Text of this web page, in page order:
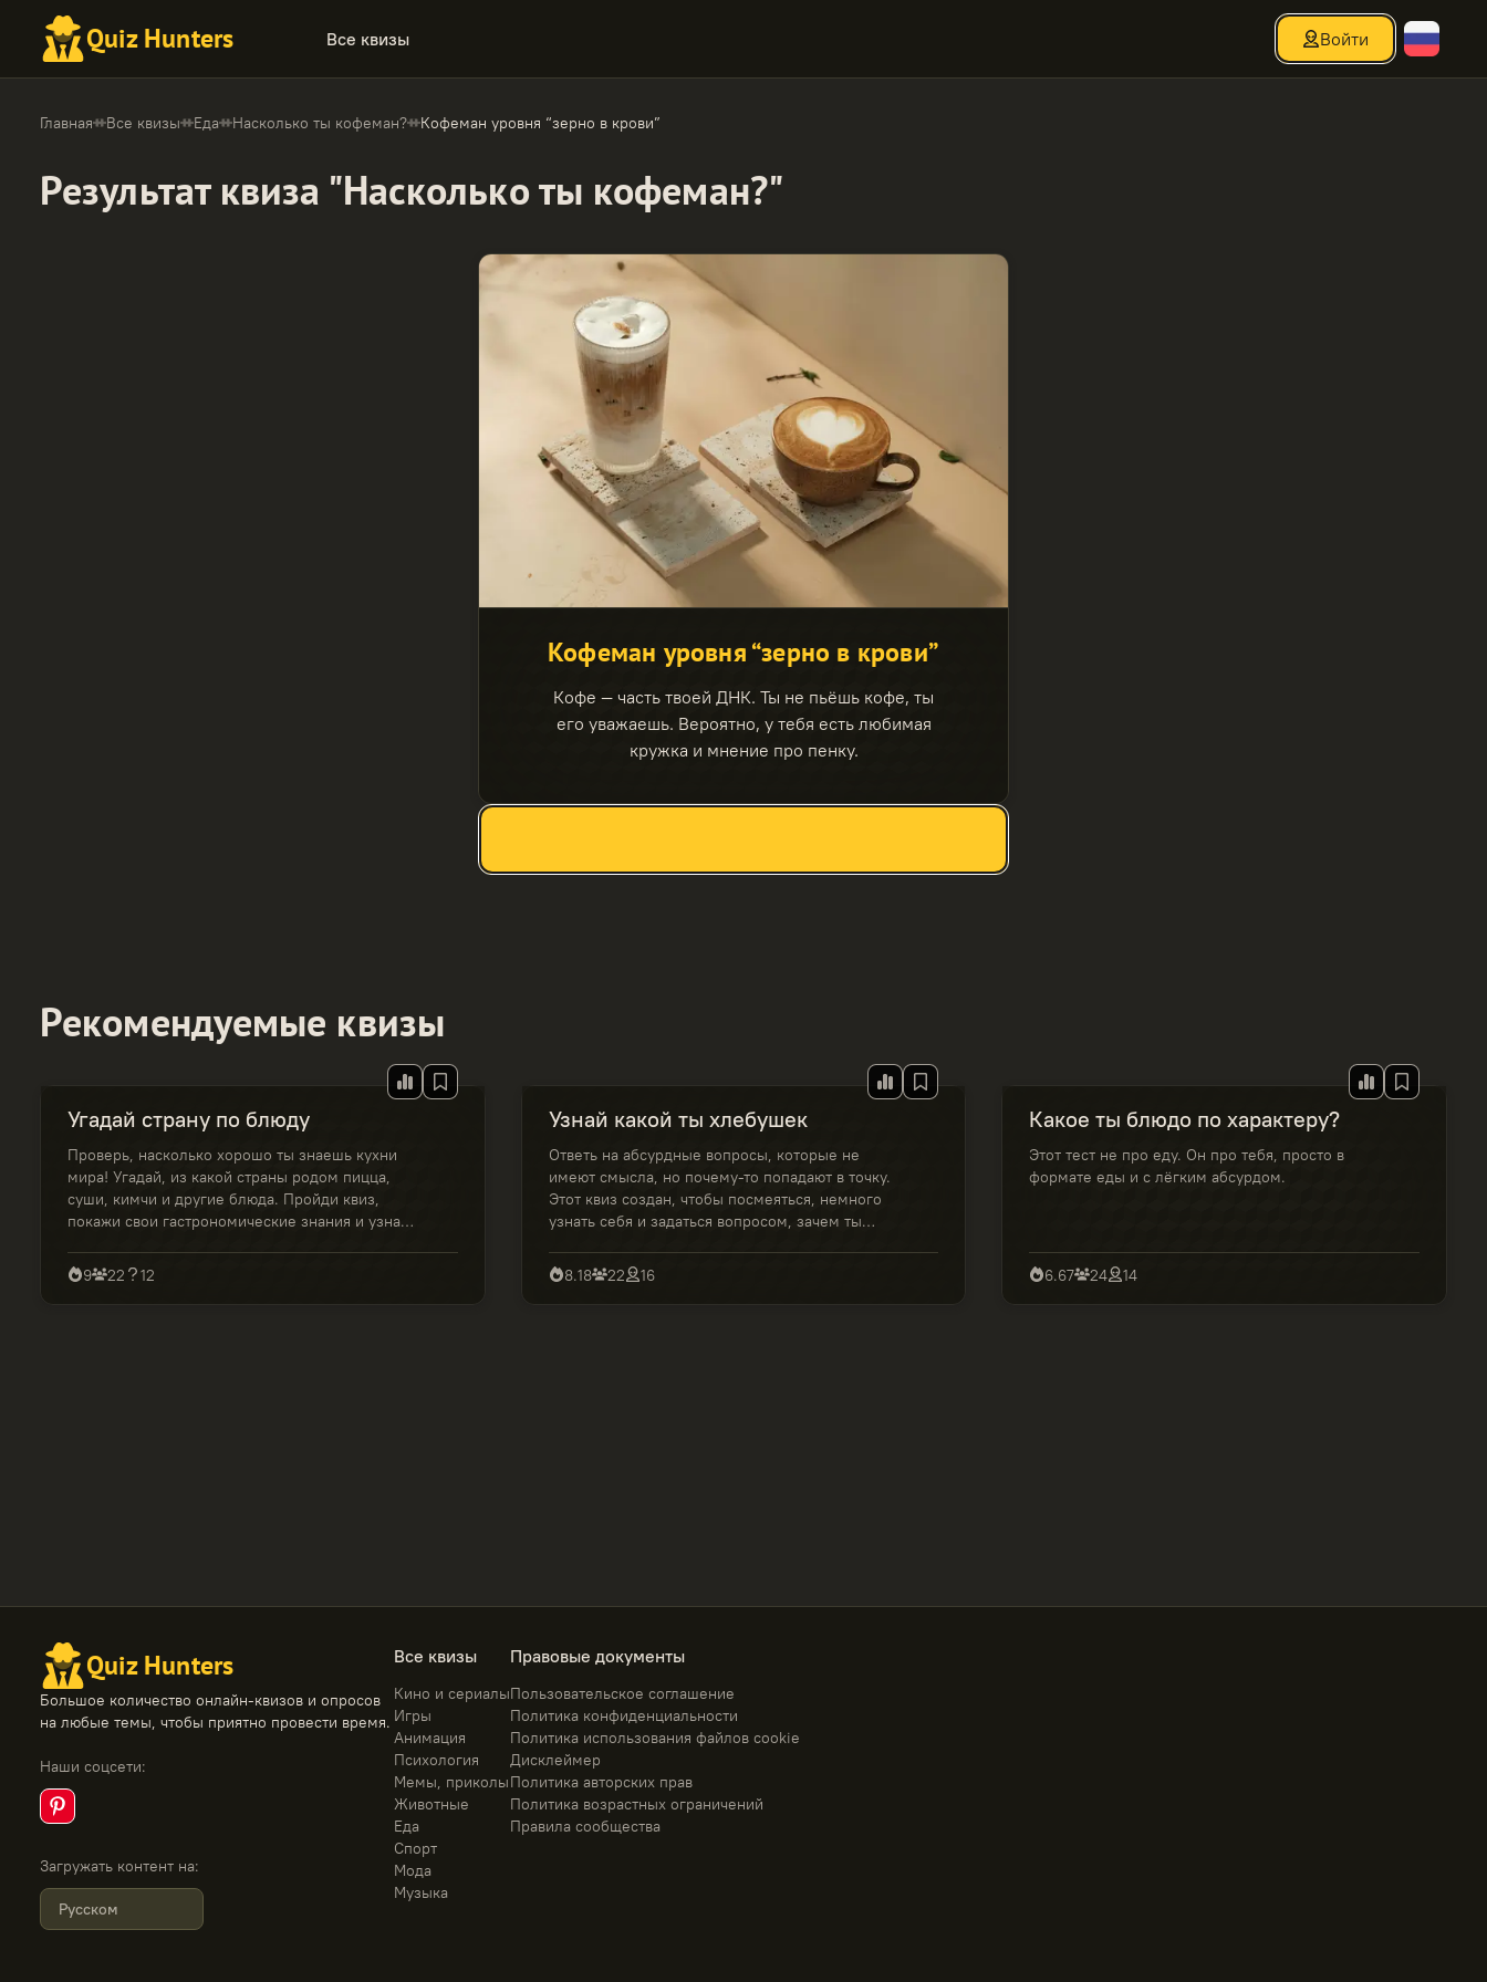
Quiz Hunters Все квизы Войти
Главная Все квизы Еда Насколько ты кофеман? Кофеман уровня “зерно в крови”
Результат квиза "Насколько ты кофеман?"
Кофеман уровня “зерно в крови”
Кофе — часть твоей ДНК. Ты не пьёшь кофе, ты
его уважаешь. Вероятно, у тебя есть любимая
кружка и мнение про пенку.
Рекомендуемые квизы
Угадай страну по блюду
Проверь, насколько хорошо ты знаешь кухни
мира! Угадай, из какой страны родом пицца,
суши, кимчи и другие блюда. Пройди квиз,
покажи свои гастрономические знания и узнай,
9
22 12
Узнай какой ты хлебушек
Ответь на абсурдные вопросы, которые не
имеют смысла, но почему-то попадают в точку.
Этот квиз создан, чтобы посмеяться, немного
узнать себя и задаться вопросом, зачем ты
8.18
22 16
Какое ты блюдо по характеру?
Этот тест не про еду. Он про тебя, просто в
формате еды и с лёгким абсурдом.
6.67 24 14
Quiz Hunters
Большое количество онлайн-квизов и опросов
на любые темы, чтобы приятно провести время.
Наши соцсети:
Загружать контент на:
Русском
Все квизы
Кино и сериалы
Игры
Анимация
Психология
Мемы, приколы
Животные
Еда
Спорт
Мода
Музыка
Правовые документы
Пользовательское соглашение
Политика конфиденциальности
Политика использования файлов cookie
Дисклеймер
Политика авторских прав
Политика возрастных ограничений
Правила сообщества